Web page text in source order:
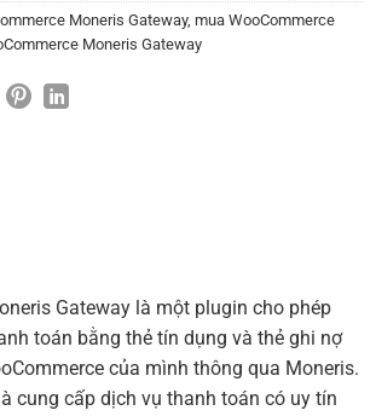
Moneris Gateway, mua WooCommerce
Moneris Gateway
Gateway là một plugin cho phép
toán bằng thẻ tín dụng và thẻ ghi nợ
của mình thông qua Moneris.
cung cấp dịch vụ thanh toán có uy tín